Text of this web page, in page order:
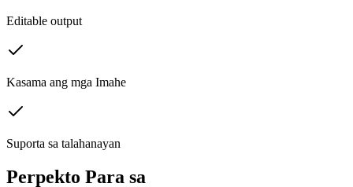
Editable output
Kasama ang mga Imahe
Suporta sa talahanayan
Perpekto Para sa